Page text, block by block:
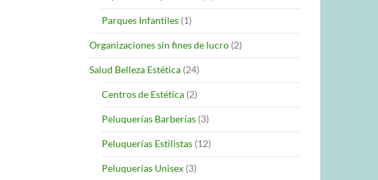
Parques Infantiles (1)
Organizaciones sin fines de lucro (2)
Salud Belleza Estética (24)
Centros de Estética (2)
Peluquerías Barberías (3)
Peluquerías Estilistas (12)
Peluquerías Unisex (3)